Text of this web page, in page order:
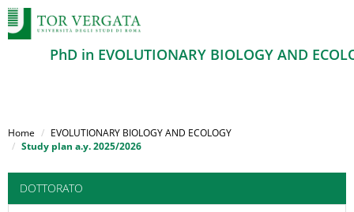
al
contenuto
PhD in EVOLUTIONARY BIOLOGY AND
Home
EVOLUTIONARY BIOLOGY AND ECOLOGY
Study plan a.y. 2025/2026
DOTTORATO